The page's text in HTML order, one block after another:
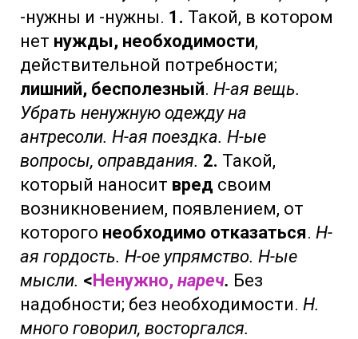
-нужны и -нужны. 1. Такой, в котором
нет нужды, необходимости,
действительной потребности;
лишний, бесполезный. Н-ая вещь.
Убрать ненужную одежду на
антресоли. Н-ая поездка. Н-ые
вопросы, оправдания. 2. Такой,
который наносит вред своим
возникновением, появлением, от
которого необходимо отказаться. Н-
ая гордость. Н-ое упрямство. Н-ые
мысли. <Ненужно, нареч. Без
надобности; без необходимости. Н.
много говорил, восторгался.